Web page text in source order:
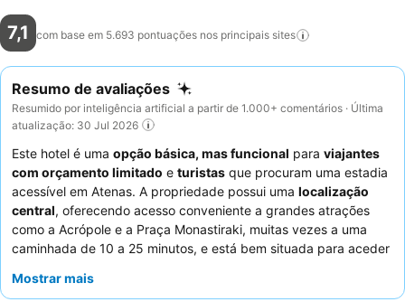
7,1 com base em 5.693 pontuações nos principais sites
Resumo de avaliações
Resumido por inteligência artificial a partir de 1.000+ comentários · Última
atualização: 30 Jul 2026
Este hotel é uma opção básica, mas funcional para viajantes
com orçamento limitado e turistas que procuram uma estadia
acessível em Atenas. A propriedade possui uma localização
central, oferecendo acesso conveniente a grandes atrações
como a Acrópole e a Praça Monastiraki, muitas vezes a uma
caminhada de 10 a 25 minutos, e está bem situada para aceder
ar condicionado
Mostrar mais